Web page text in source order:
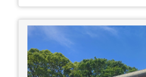
した。大人気とは聞いてい
は、、！！ 駅前ショッピ
たのでお買い物をしつつ
バーグはレアな焼き加減
最高に美味しかったです！
カットしてくれるのもとっ